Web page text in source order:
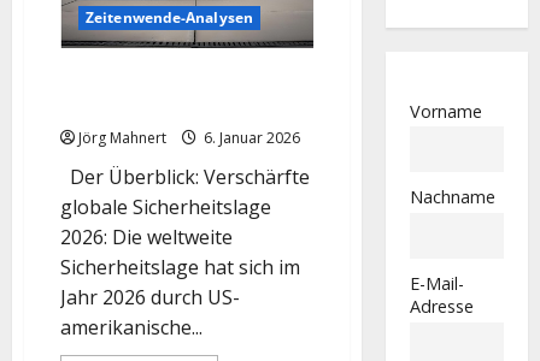
Zeitenwende-Analysen
Jörg Mahnert 6. Januar 2026
Der Überblick: Verschärfte
globale Sicherheitslage
2026: Die weltweite
Sicherheitslage hat sich im
Jahr 2026 durch US-
amerikanische...
Vorname
Nachname
E-Mail-
Adresse